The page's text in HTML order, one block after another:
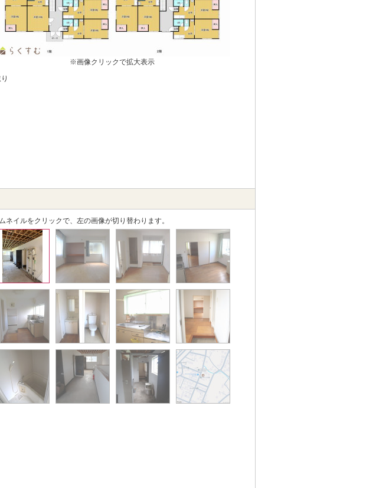
※画像クリックで拡大表示
ネイルをクリックで、左の画像が切り替わります。